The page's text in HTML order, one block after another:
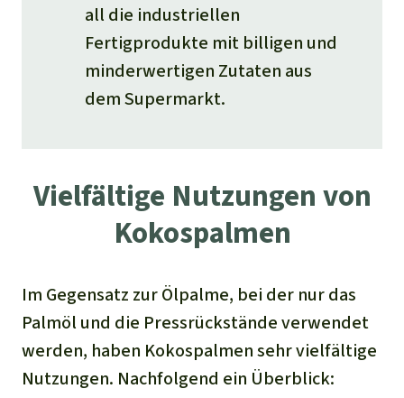
all die industriellen
Fertigprodukte mit billigen und
minderwertigen Zutaten aus
dem Supermarkt.
Vielfältige Nutzungen von
Kokospalmen
Im Gegensatz zur Ölpalme, bei der nur das
Palmöl und die Pressrückstände verwendet
werden, haben Kokospalmen sehr vielfältige
Nutzungen. Nachfolgend ein Überblick: